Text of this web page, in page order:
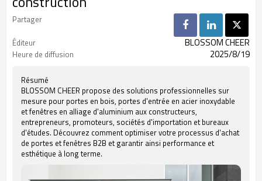
Partager
Éditeur
BLOSSOM CHEER
Heure de diffusion 2025/8/19
Résumé
BLOSSOM CHEER propose des solutions professionnelles sur
mesure pour portes en bois, portes d'entrée en acier inoxydable
et fenêtres en alliage d'aluminium aux constructeurs,
entrepreneurs, promoteurs, sociétés d'importation et bureaux
d'études. Découvrez comment optimiser votre processus d'achat
de portes et fenêtres B2B et garantir ainsi performance et
esthétique à long terme.